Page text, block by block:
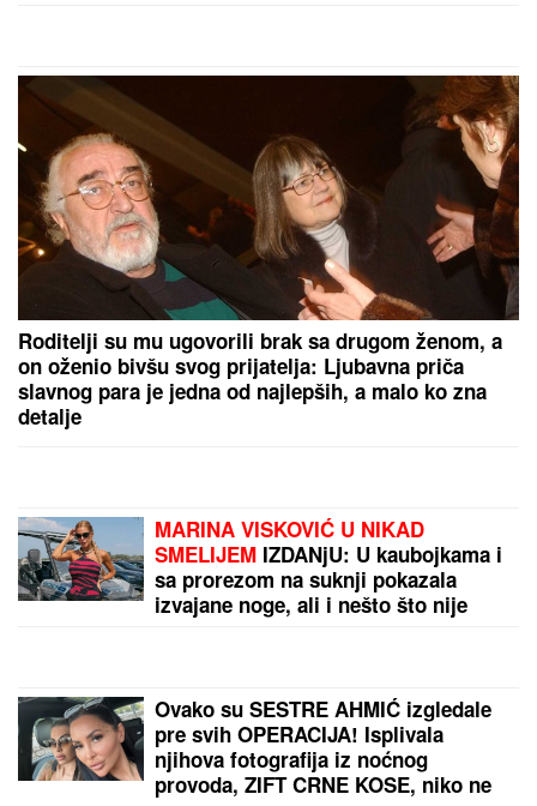
"KADA JE SHVATILA DA DOLAZI KRAJ TO NAM JE
TRAŽILA" Pevačica se lavovski borila sa
karcinomom, pred smrt imala samo jedan zahtev:
"Trudimo se da joj ispunimo želju"
(FOTO) VOZ NALETEO NA OSOBU
KOD ZEMUNAOglasili se iz
"Srbijavoza": Hitna pomoć i policija
na licu mesta
(PAPARACO) ĐINA DŽINOVIĆ U
CRNOJ GORIEvo kako izgleda bez
filtera: U haljini do poda sa golim
leđima, mnogi je nisu prepoznali